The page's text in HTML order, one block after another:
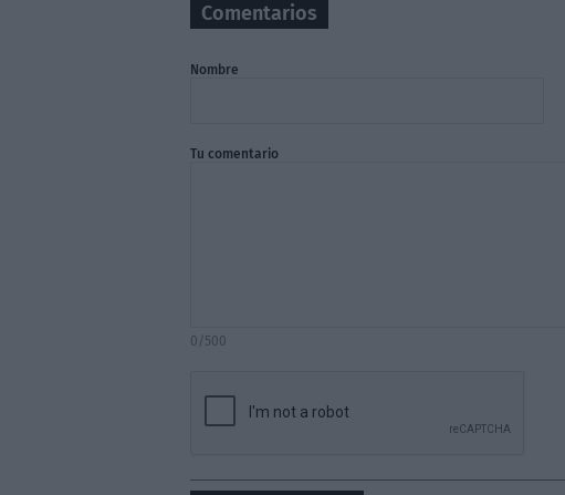
Comentarios
Nombre
Tu comentario
0/500